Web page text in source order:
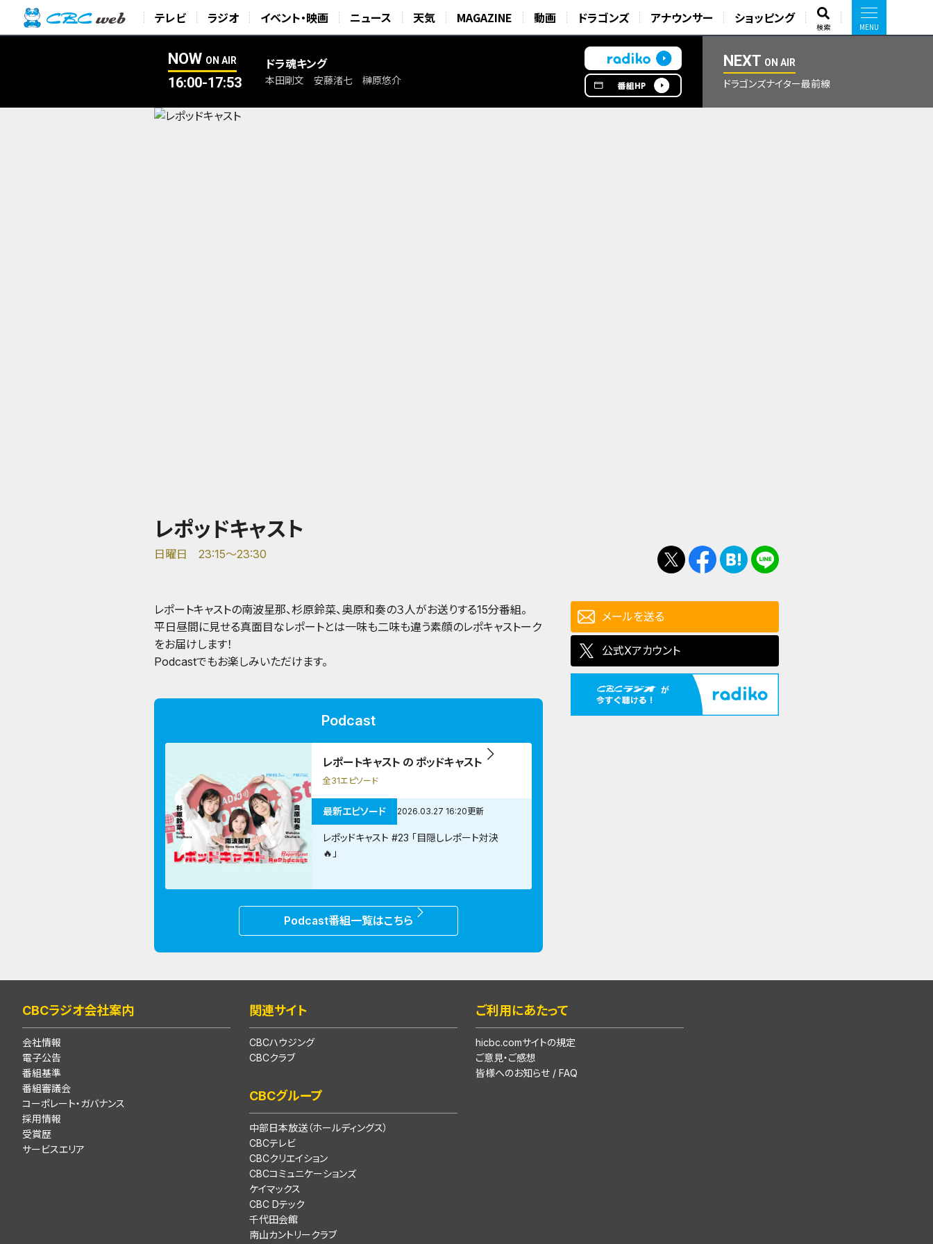
テレビ ラジオ イベント・映画 ニュース 天気 MAGAZINE 動画 ドラゴンズ アナウンサー ショッピング
検索
NOW ON AIR
16:00-17:53
ドラ魂キング
本田剛文 安藤渚七 榊原悠介
NEXT ON AIR
ドラゴンズナイター最前線
レポッドキャスト
日曜日 23:15～23:30
レポートキャストの南波星那、杉原鈴菜、奥原和奏の３人がお送りする15分番組。
平日昼間に見せる真面目なレポートとは一味も二味も違う素顔のレポキャストーク
をお届けします！
Podcastでもお楽しみいただけます。
Podcast
レポートキャスト の ポッドキャスト
全31エピソード
最新エピソード 2026.03.27 16:20更新
レポッドキャスト #23 「目隠しレポート対決
🔥」
Podcast番組一覧はこちら
メールを送る
公式Xアカウント
CBCラジオ会社案内
会社情報
電子公告
番組基準
番組審議会
コーポレート・ガバナンス
採用情報
受賞歴
サービスエリア
関連サイト
CBCハウジング
CBCクラブ
CBCグループ
中部日本放送（ホールディングス）
CBCテレビ
CBCクリエイション
CBCコミュニケーションズ
ケイマックス
CBC Dテック
千代田会館
南山カントリークラブ
ご利用にあたって
hicbc.comサイトの規定
ご意見・ご感想
皆様へのお知らせ / FAQ